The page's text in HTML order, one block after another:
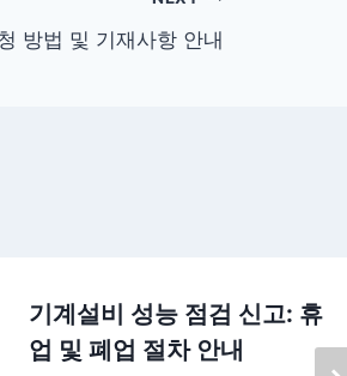
방법 및 기재사항 안내
기계설비 성능 점검 신고: 휴
업 및 폐업 절차 안내